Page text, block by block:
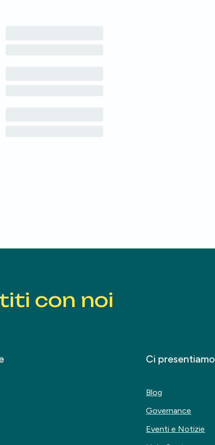
con noi
Ci presentiamo
Blog
Governance
Eventi e Notizie